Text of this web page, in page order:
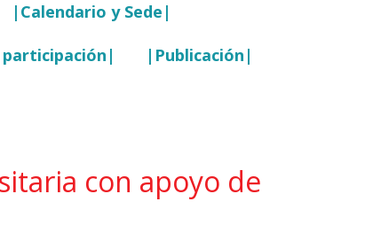
|Calendario y Sede|
|Publicación|
con apoyo de